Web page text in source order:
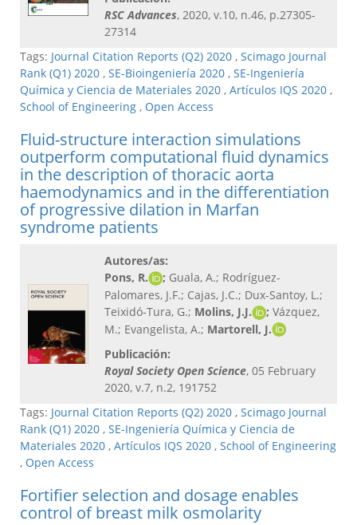
RSC Advances, 2020, v.10, n.46, p.27305-
27314
Tags: Journal Citation Reports (Q2) 2020 , Scimago Journal
Rank (Q1) 2020 , SE-Bioingeniería 2020 , SE-Ingeniería
Química y Ciencia de Materiales 2020 , Artículos IQS 2020 ,
School of Engineering , Open Access
Fluid-structure interaction simulations
outperform computational fluid dynamics
in the description of thoracic aorta
haemodynamics and in the differentiation
of progressive dilation in Marfan
syndrome patients
Autores/as:
Pons, R.
; Guala, A.; Rodríguez-
Palomares, J.F.; Cajas, J.C.; Dux-Santoy, L.;
Teixidó-Tura, G.; Molins, J.J. ; Vázquez,
M.; Evangelista, A.; Martorell, J.
Publicación:
Royal Society Open Science, 05 February
2020, v.7, n.2, 191752
Tags: Journal Citation Reports (Q2) 2020 , Scimago Journal
Rank (Q1) 2020 , SE-Ingeniería Química y Ciencia de
Materiales 2020 , Artículos IQS 2020 , School of Engineering
, Open Access
Fortifier selection and dosage enables
control of breast milk osmolarity